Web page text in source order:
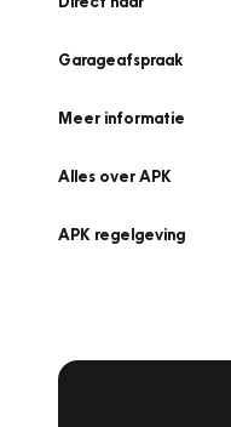
Garageafspraak
Meer informatie
Alles over APK
APK regelgeving